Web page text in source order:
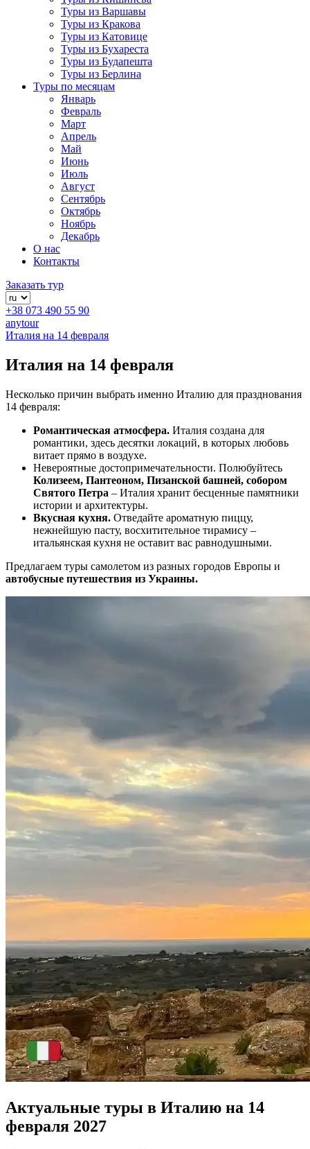
Туры из Варшавы
Туры из Кракова
Туры из Катовице
Туры из Бухареста
Туры из Будапешта
Туры из Берлина
Туры по месяцам
Январь
Февраль
Март
Апрель
Май
Июнь
Июль
Август
Сентябрь
Октябрь
Ноябрь
Декабрь
О нас
Контакты
Заказать тур
+38 073 490 55 90
anytour
Италия на 14 февраля
Италия на 14 февраля
Несколько причин выбрать именно Италию для празднования
14 февраля:
Романтическая атмосфера. Италия создана для
романтики, здесь десятки локаций, в которых любовь
витает прямо в воздухе.
Невероятные достопримечательности. Полюбуйтесь
Колизеем, Пантеоном, Пизанской башней, собором
Святого Петра – Италия хранит бесценные памятники
истории и архитектуры.
Вкусная кухня. Отведайте ароматную пиццу,
нежнейшую пасту, восхитительное тирамису –
итальянская кухня не оставит вас равнодушными.
Предлагаем туры самолетом из разных городов Европы и
автобусные путешествия из Украины.
Актуальные туры в Италию на 14
февраля 2027